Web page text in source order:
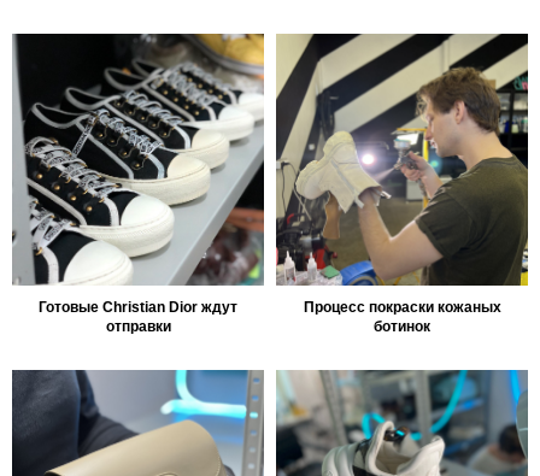
Готовые Christian Dior ждут
отправки
Процесс покраски кожаных
ботинок